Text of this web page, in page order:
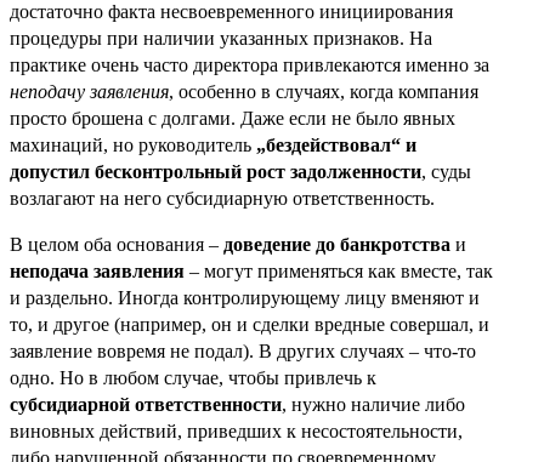
достаточно факта несвоевременного инициирования
процедуры при наличии указанных признаков. На
практике очень часто директора привлекаются именно за
неподачу заявления, особенно в случаях, когда компания
просто брошена с долгами. Даже если не было явных
махинаций, но руководитель „бездействовал“ и
допустил бесконтрольный рост задолженности, суды
возлагают на него субсидиарную ответственность.
В целом оба основания – доведение до банкротства и
неподача заявления – могут применяться как вместе, так
и раздельно. Иногда контролирующему лицу вменяют и
то, и другое (например, он и сделки вредные совершал, и
заявление вовремя не подал). В других случаях – что-то
одно. Но в любом случае, чтобы привлечь к
субсидиарной ответственности, нужно наличие либо
виновных действий, приведших к несостоятельности,
либо нарушенной обязанности по своевременному